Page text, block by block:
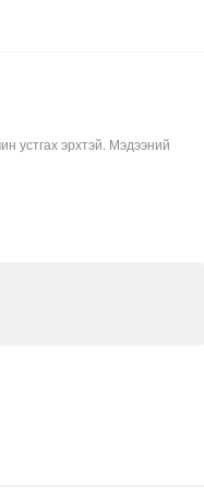
устгах эрхтэй. Мэдээний